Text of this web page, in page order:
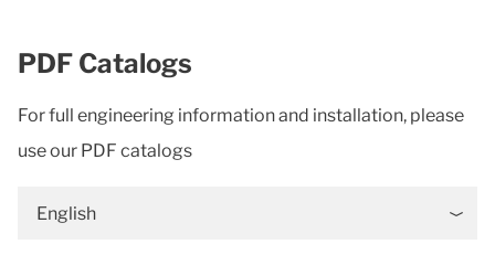
PDF Catalogs
For full engineering information and installation, please
use our PDF catalogs
English